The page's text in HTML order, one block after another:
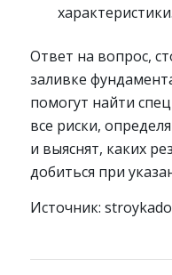
характеристики.
Ответ на вопрос,
заливке
помогут найти
все риски,
и выяснят, каких
добиться при
Источник: